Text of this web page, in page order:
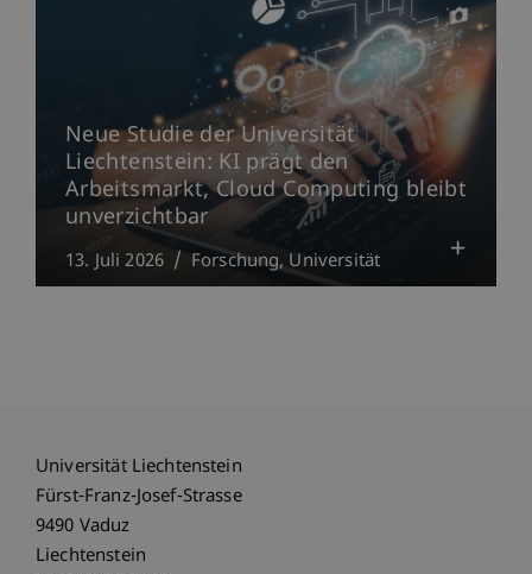
Neue Studie der Universität
Liechtenstein: KI prägt den
Arbeitsmarkt, Cloud Computing bleibt
unverzichtbar
13. Juli 2026 Forschung Universität
Universität Liechtenstein
Fürst-Franz-Josef-Strasse
9490 Vaduz
Liechtenstein